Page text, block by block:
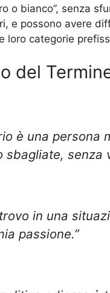
o bianco”, senza
e possono avere
loro categorie
del
è una persona
sbagliate, senza
in una
passione.”